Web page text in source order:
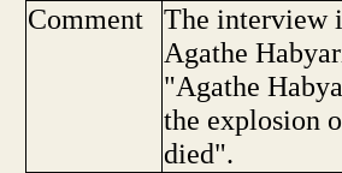
Comment
The interview
Agathe
"Agathe
the explosion
died".